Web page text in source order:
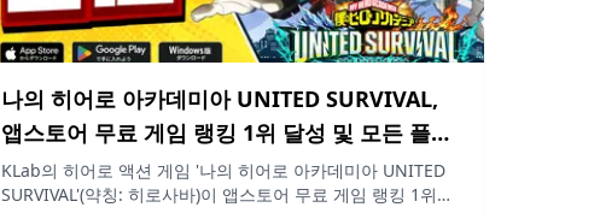
나의 히어로 아카데미아 UNITED SURVIVAL,
앱스토어 무료 게임 랭킹 1위 달성 및 모든 플레
이어 대상 기념 선물 증정
KLab의 히어로 액션 게임 '나의 히어로 아카데미아 UNITED
SURVIVAL'(약칭: 히로사바)이 앱스토어 무료 게임 랭킹 1위를